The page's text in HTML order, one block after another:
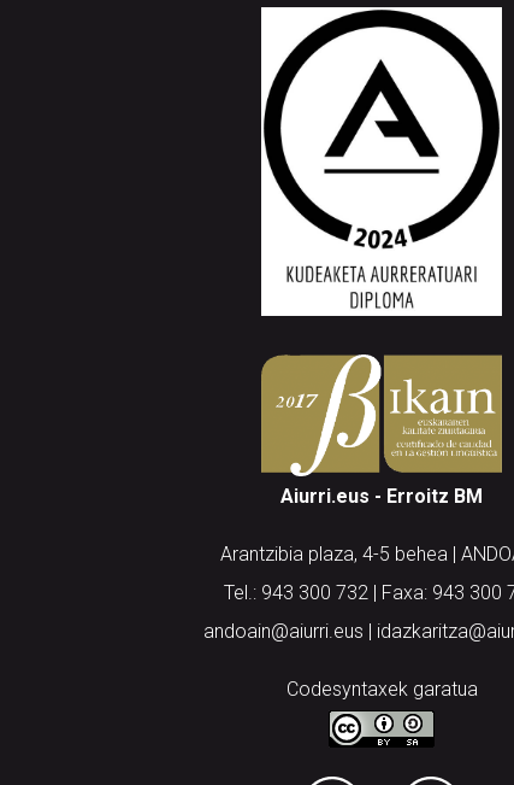
Aiurri.eus - Erroitz BM
Arantzibia plaza, 4-5 behea |
Tel.: 943 300 732 | Faxa: 943 300
andoain@aiurri.eus |
Codesyntaxek garatua